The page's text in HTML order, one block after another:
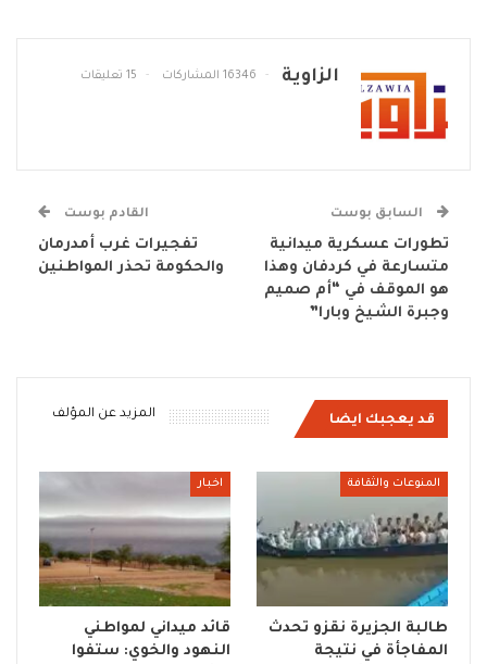
الزاوية 16346 المشاركات 15 تعليقات
السابق بوست
تطورات عسكرية ميدانية
متسارعة في كردفان وهذا
هو الموقف في “أم صميم
وجبرة الشيخ وبارا”
القادم بوست
تفجيرات غرب أمدرمان
والحكومة تحذر المواطنين
قد يعجبك ايضا المزيد عن المؤلف
المنوعات والثقافة
طالبة الجزيرة نقزو تحدث
المفاجأة في نتيجة
اخبار
قائد ميداني لمواطني
النهود والخوي: ستفوا